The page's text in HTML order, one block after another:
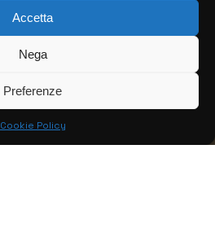
Accetta
Nega
Preferenze
Cookie Policy